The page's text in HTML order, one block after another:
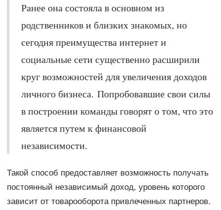
Ранее она состояла в основном из
родственников и близких знакомых, но
сегодня преимущества интернет и
социальные сети существенно расширили
круг возможностей для увеличения доходов
личного бизнеса. Попробовавшие свои силы
в построении команды говорят о том, что это
является путем к финансовой
независимости.
Такой способ предоставляет возможность получать
постоянный независимый доход, уровень которого
зависит от товарооборота привлеченных партнеров.